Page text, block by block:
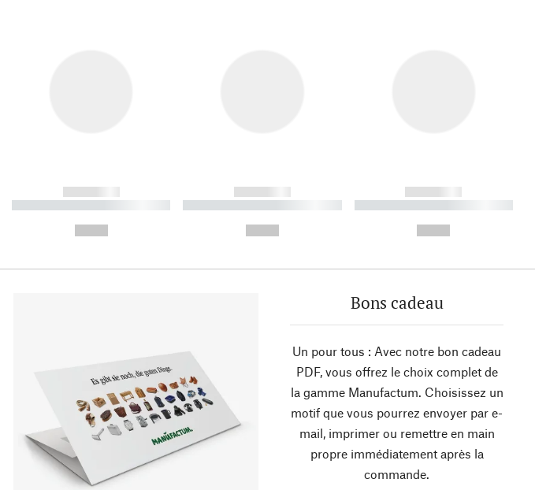
------------
----------- ----------- ----------
------------
----------- ----------- ----------
------------
----------- ----------- ----------
Bons cadeau
Un pour tous : Avec notre bon cadeau
PDF, vous offrez le choix complet de
la gamme Manufactum. Choisissez un
motif que vous pourrez envoyer par e-
mail, imprimer ou remettre en main
propre immédiatement après la
commande.